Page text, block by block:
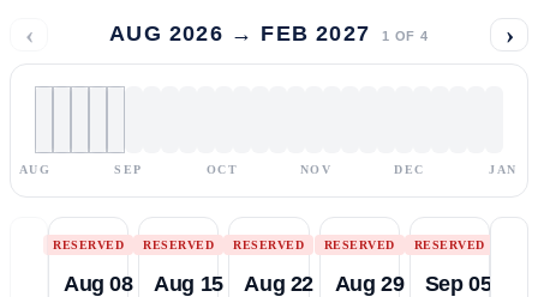
‹ AUG 2026 → FEB 2027 1 OF 4 ›
AUG SEP OCT NOV DEC JAN
RESERVED
Aug 08
RESERVED
Aug 15
RESERVED
Aug 22
RESERVED
Aug 29
RESERVED
Sep 05